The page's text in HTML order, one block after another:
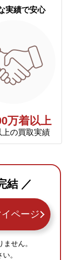
実績で安心
万着以上
上の買取実績
結 ／
ページ
せん。
。